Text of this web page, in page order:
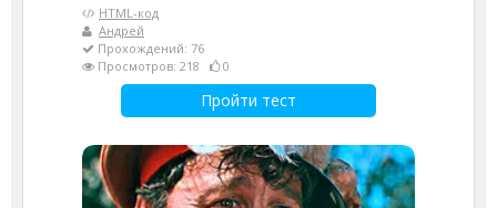
HTML-код
Андрей
Прохождений: 76
Просмотров: 218
0
Пройти тест